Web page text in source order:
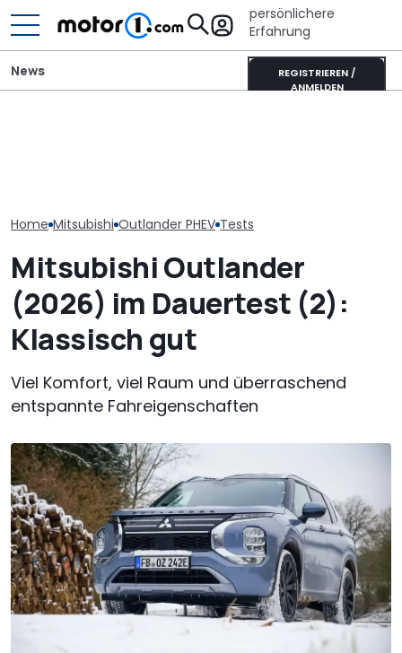
persönlichere
Erfahrung
REGISTRIEREN /
ANMELDEN
News
Home Mitsubishi Outlander PHEV Tests
Mitsubishi Outlander
(2026) im Dauertest (2):
Klassisch gut
Viel Komfort, viel Raum und überraschend
entspannte Fahreigenschaften